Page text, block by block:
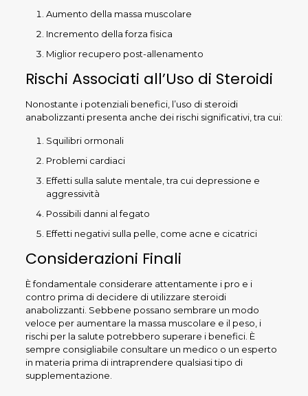
Aumento della massa muscolare
Incremento della forza fisica
Miglior recupero post-allenamento
Rischi Associati all’Uso di Steroidi
Nonostante i potenziali benefici, l’uso di steroidi
anabolizzanti presenta anche dei rischi significativi, tra cui:
Squilibri ormonali
Problemi cardiaci
Effetti sulla salute mentale, tra cui depressione e
aggressività
Possibili danni al fegato
Effetti negativi sulla pelle, come acne e cicatrici
Considerazioni Finali
È fondamentale considerare attentamente i pro e i
contro prima di decidere di utilizzare steroidi
anabolizzanti. Sebbene possano sembrare un modo
veloce per aumentare la massa muscolare e il peso, i
rischi per la salute potrebbero superare i benefici. È
sempre consigliabile consultare un medico o un esperto
in materia prima di intraprendere qualsiasi tipo di
supplementazione.